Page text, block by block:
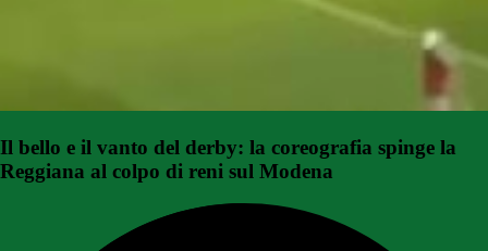
Il bello e il vanto del derby: la coreografia spinge la
Reggiana al colpo di reni sul Modena